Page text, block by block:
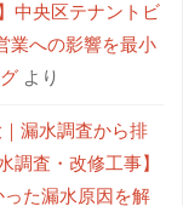
中央区テナントビ
業への影響を最小
より
漏水調査から排
調査・改修工事】
た漏水原因を解